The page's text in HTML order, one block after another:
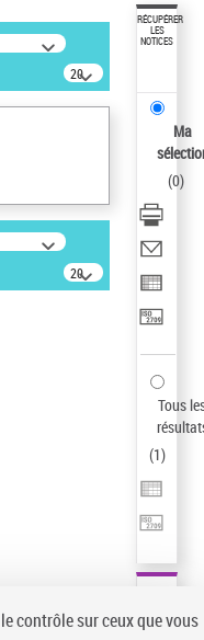
20
résultats/page
20
résultats/page
RÉCUPÉRER
LES
NOTICES
Ma
(0)
Tous
(1)
contrôle sur ceux que vous